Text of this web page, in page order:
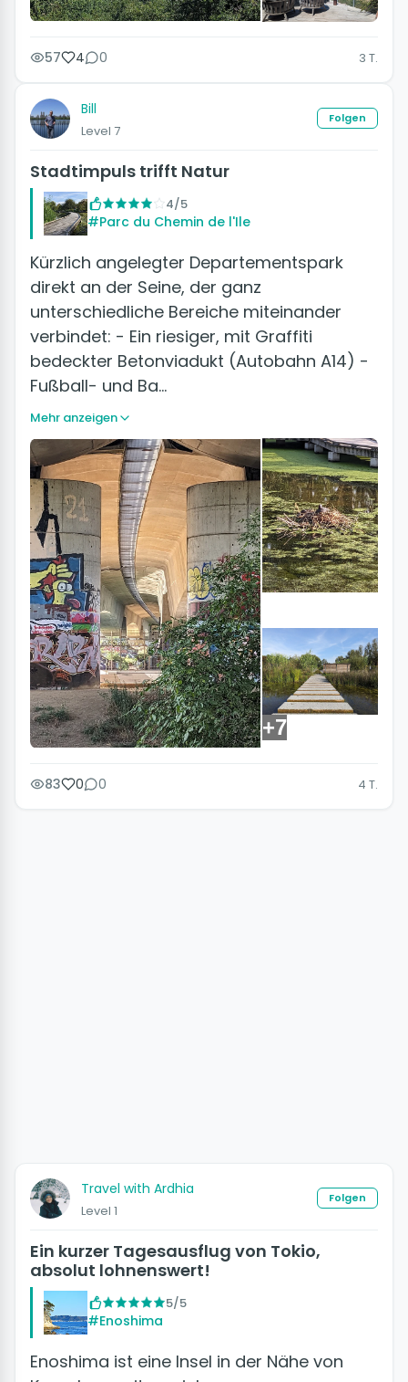
57 4 0 3 T.
Bill
Level 7
Folgen
Stadtimpuls trifft Natur
4/5
#Parc du Chemin de l'Ile
Kürzlich angelegter Departementspark
direkt an der Seine, der ganz
unterschiedliche Bereiche miteinander
verbindet: - Ein riesiger, mit Graffiti
bedeckter Betonviadukt (Autobahn A14) -
Fußball- und Ba…
Mehr anzeigen
+7
83 0 0 4 T.
Travel with Ardhia
Level 1
Folgen
Ein kurzer Tagesausflug von Tokio,
absolut lohnenswert!
5/5
#Enoshima
Enoshima ist eine Insel in der Nähe von